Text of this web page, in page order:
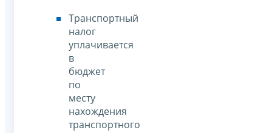
Транспортный
налог
уплачивается
в
бюджет
по
месту
нахождения
транспортного